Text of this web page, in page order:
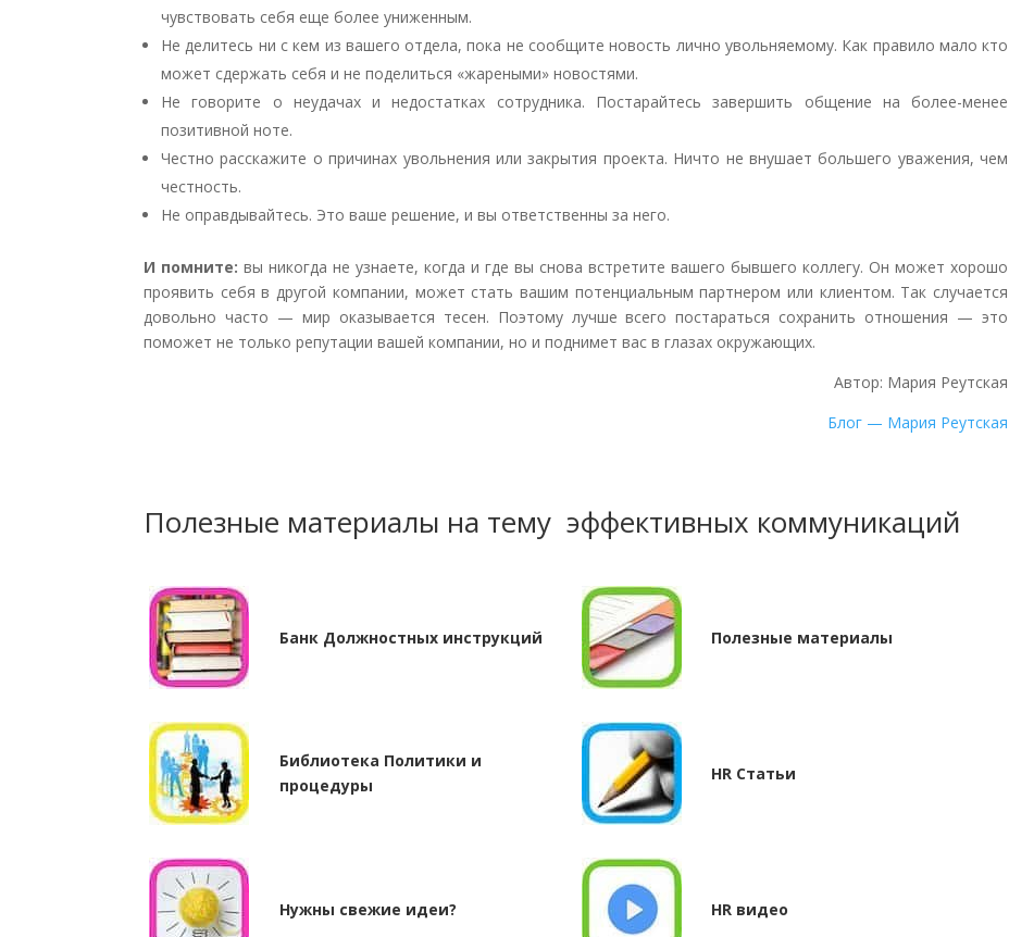
чувствовать себя еще более униженным.
Не делитесь ни с кем из вашего отдела, пока не сообщите новость лично увольняемому. Как правило мало кто
может сдержать себя и не поделиться «жареными» новостями.
Не говорите о неудачах и недостатках сотрудника. Постарайтесь завершить общение на более-менее
позитивной ноте.
Честно расскажите о причинах увольнения или закрытия проекта. Ничто не внушает большего уважения, чем
честность.
Не оправдывайтесь. Это ваше решение, и вы ответственны за него.
И помните: вы никогда не узнаете, когда и где вы снова встретите вашего бывшего коллегу. Он может хорошо
проявить себя в другой компании, может стать вашим потенциальным партнером или клиентом. Так случается
довольно часто — мир оказывается тесен. Поэтому лучше всего постараться сохранить отношения — это
поможет не только репутации вашей компании, но и поднимет вас в глазах окружающих.
Автор: Мария Реутская
Блог — Мария Реутская
Полезные материалы на тему эффективных коммуникаций
Банк Должностных инструкций Полезные материалы
Библиотека Политики и
процедуры
HR Статьи
Нужны cвежие идеи? HR видео